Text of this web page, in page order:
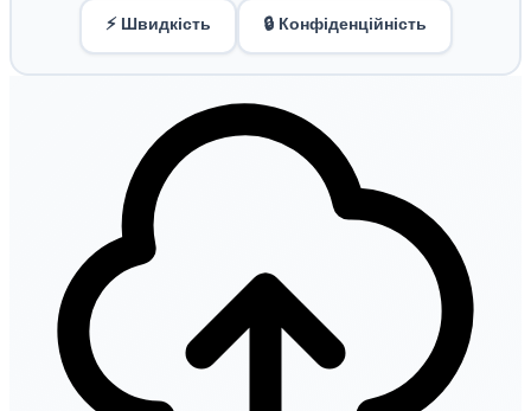
⚡ Швидкість 🔒 Конфіденційність